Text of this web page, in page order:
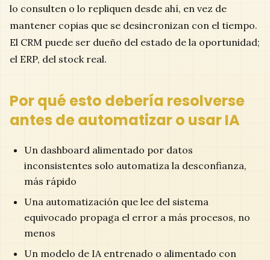
lo consulten o lo repliquen desde ahí, en vez de
mantener copias que se desincronizan con el tiempo.
El CRM puede ser dueño del estado de la oportunidad;
el ERP, del stock real.
Por qué esto debería resolverse
antes de automatizar o usar IA
Un dashboard alimentado por datos
inconsistentes solo automatiza la desconfianza,
más rápido
Una automatización que lee del sistema
equivocado propaga el error a más procesos, no
menos
Un modelo de IA entrenado o alimentado con